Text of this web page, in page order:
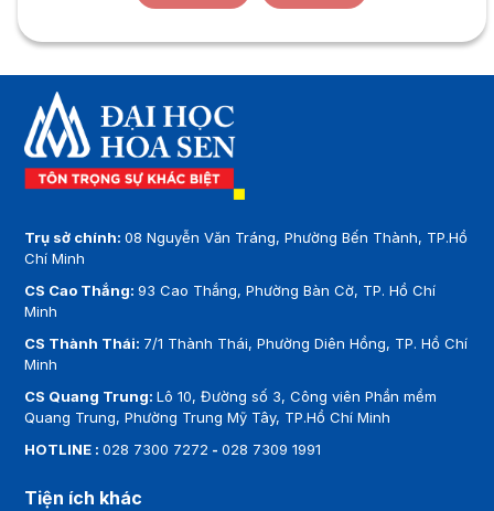
Trụ sở chính:08 Nguyễn Văn Tráng, Phường Bến Thành, TP.Hồ
Chí Minh
CS Cao Thắng:93 Cao Thắng, Phường Bàn Cờ, TP. Hồ Chí
Minh
CS Thành Thái: 7/1 Thành Thái, Phường Diên Hồng, TP. Hồ Chí
Minh
CS Quang Trung:Lô 10, Đường số 3, Công viên Phần mềm
Quang Trung, Phường Trung Mỹ Tây, TP.Hồ Chí Minh
HOTLINE :028 7300 7272 -028 7309 1991
Tiện ích khác